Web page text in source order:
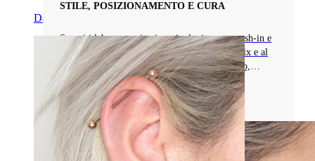
Daith
STILE, POSIZIONAMENTO E CURA
Scopri i labret per piercing: tipologie come push-in e
con filettatura, ideali per i piercing tragus, helix e al
labbro. Esplora le opzioni in acciaio chirurgico,
titanio e oro 14K!
Leggi di più